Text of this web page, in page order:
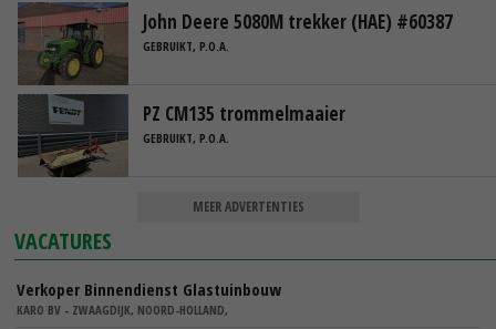
John Deere 5080M trekker (HAE) #60387
GEBRUIKT, P.O.A.
PZ CM135 trommelmaaier
GEBRUIKT, P.O.A.
MEER ADVERTENTIES
VACATURES
Verkoper Binnendienst Glastuinbouw
KARO BV - ZWAAGDIJK, NOORD-HOLLAND,